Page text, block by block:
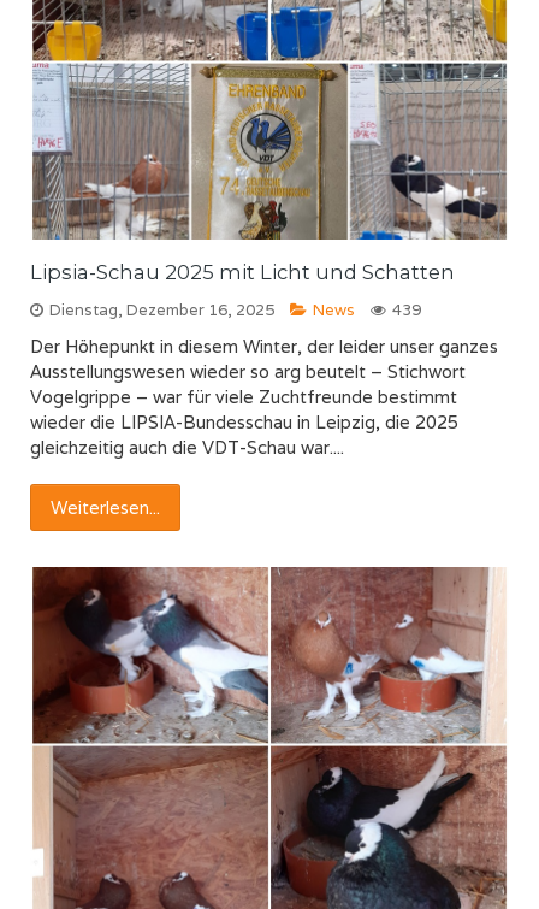
Lipsia-Schau 2025 mit Licht und Schatten
Dienstag, Dezember 16, 2025 News 439
Der Höhepunkt in diesem Winter, der leider unser ganzes
Ausstellungswesen wieder so arg beutelt – Stichwort
Vogelgrippe – war für viele Zuchtfreunde bestimmt
wieder die LIPSIA-Bundesschau in Leipzig, die 2025
gleichzeitig auch die VDT-Schau war....
Weiterlesen...